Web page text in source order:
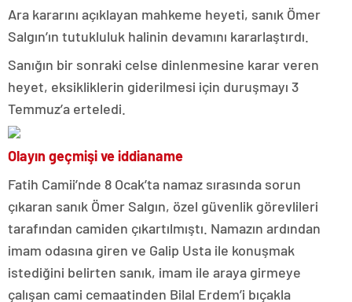
Ara kararını açıklayan mahkeme heyeti, sanık Ömer
Salgın’ın tutukluluk halinin devamını kararlaştırdı.
Sanığın bir sonraki celse dinlenmesine karar veren
heyet, eksikliklerin giderilmesi için duruşmayı 3
Temmuz’a erteledi.
Olayın geçmişi ve iddianame
Fatih Camii’nde 8 Ocak’ta namaz sırasında sorun
çıkaran sanık Ömer Salgın, özel güvenlik görevlileri
tarafından camiden çıkartılmıştı. Namazın ardından
imam odasına giren ve Galip Usta ile konuşmak
istediğini belirten sanık, imam ile araya girmeye
çalışan cami cemaatinden Bilal Erdem’i bıçakla